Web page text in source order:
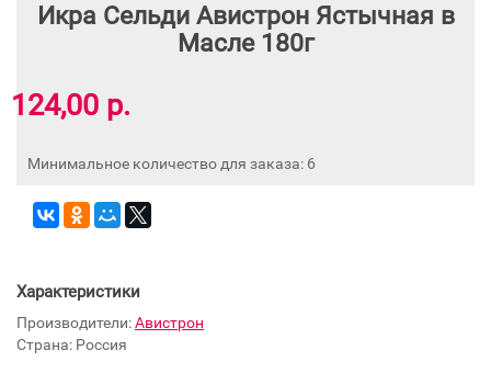
Икра Сельди Авистрон Ястычная в
Масле 180г
124,00 р.
Минимальное количество для заказа: 6
Характеристики
Производители:Авистрон
Страна: Россия